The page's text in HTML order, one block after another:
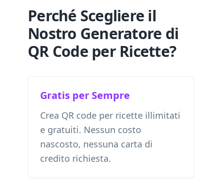
Perché Scegliere il
Nostro Generatore di
QR Code per Ricette?
Gratis per Sempre
Crea QR code per ricette illimitati
e gratuiti. Nessun costo
nascosto, nessuna carta di
credito richiesta.